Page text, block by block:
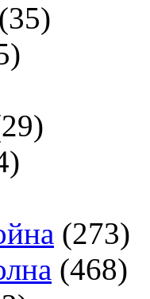
(35)
(273)
(468)